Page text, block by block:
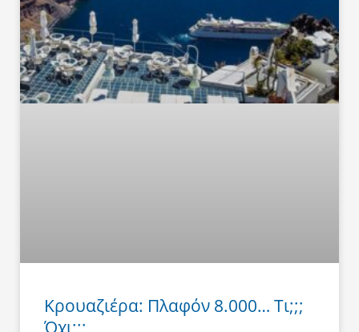
Κρουαζιέρα: Πλαφόν 8.000… Τι;;;
Όχι;;;